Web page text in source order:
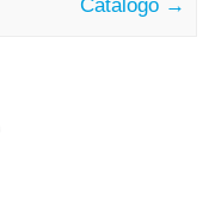
Catálogo →